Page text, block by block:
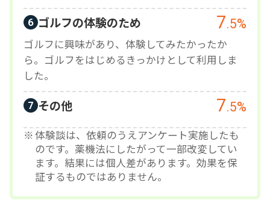
6 ゴルフの体験のため 7.5%
ゴルフに興味があり、体験してみたかったか
ら。ゴルフをはじめるきっかけとして利用しま
した。
7 その他 7.5%
体験談は、依頼のうえアンケート実施したも
のです。薬機法にしたがって一部改変してい
ます。結果には個人差があります。効果を保
証するものではありません。